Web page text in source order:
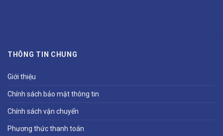
THÔNG TIN CHUNG
Giới thiệu
Chính sách bảo mật thông tin
Chính sách vận chuyển
Phương thức thanh toán